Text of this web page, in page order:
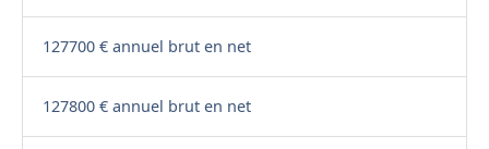
127700 € annuel brut en net
127800 € annuel brut en net